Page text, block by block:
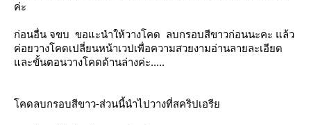
ค่ะ
ก่อนอื่น จขบ ขอแะนำให้วางโคด ลบกรอบสีขาวก่อนนะคะ แล้ว
ค่อยวางโคดเปลี่ยนหน้าเวปเพื่อความสวยงามอ่านลายละเอียด
ละขั้นตอนวางโคดด้านล่างค่ะ.....
คดลบกรอบสีขาว-ส่วนนี้นำไปวางที่สคริปเอรี